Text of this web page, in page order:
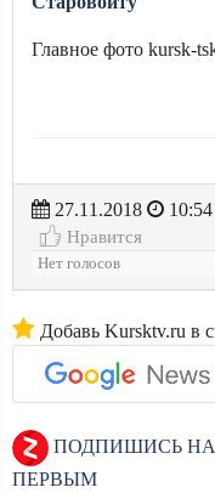
Главное фото kursk-
27.11.2018
10:54
Нравится
Нет голосов
Добавь Kursktv.ru в
ПОДПИШИСЬ
ПЕРВЫМ